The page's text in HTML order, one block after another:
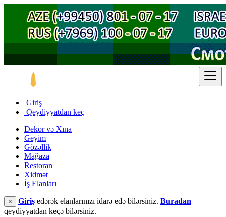
Giriş
Qeydiyyatdan keç
Dekor və Xına
Geyim
Gözəllik
Mağaza
Restoran
Xidmət
İş Elanları
× Giriş edərək elanlarınızı idarə edə bilərsiniz. Buradan
qeydiyyatdan keçə bilərsiniz.